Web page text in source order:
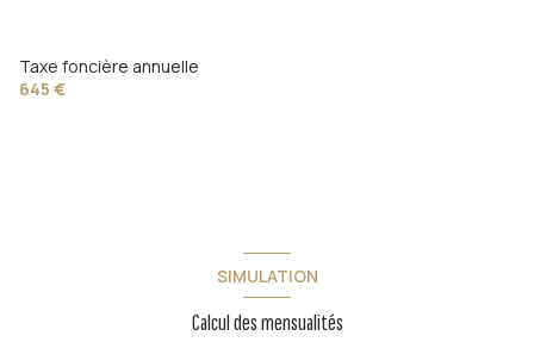
Taxe foncière annuelle
645 €
SIMULATION
Calcul des mensualités